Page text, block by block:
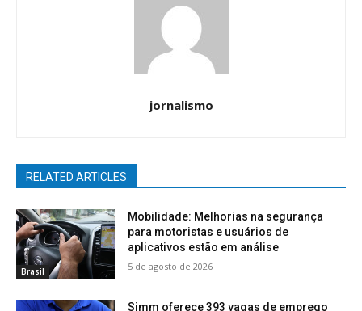
jornalismo
RELATED ARTICLES
Brasil
Mobilidade: Melhorias na segurança
para motoristas e usuários de
aplicativos estão em análise
5 de agosto de 2026
Simm oferece 393 vagas de emprego